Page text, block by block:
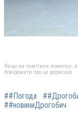
Якщо ви помітили помилку,
повідомити про це редакцію
##Погода
##новиниДрогобич